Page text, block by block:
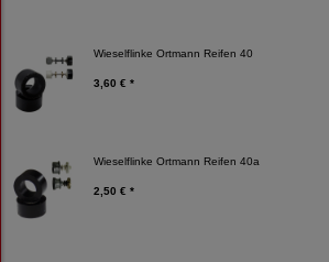
Wieselflinke Ortmann Reifen 40
3,60 € *
Wieselflinke Ortmann Reifen 40a
2,50 € *